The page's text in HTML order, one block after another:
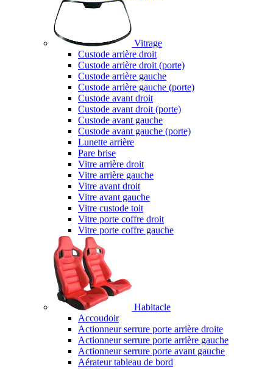
Vitrage
Custode arrière droit
Custode arrière droit (porte)
Custode arrière gauche
Custode arrière gauche (porte)
Custode avant droit
Custode avant droit (porte)
Custode avant gauche
Custode avant gauche (porte)
Lunette arrière
Pare brise
Vitre arrière droit
Vitre arrière gauche
Vitre avant droit
Vitre avant gauche
Vitre custode toit
Vitre porte coffre droit
Vitre porte coffre gauche
Habitacle
Accoudoir
Actionneur serrure porte arrière droite
Actionneur serrure porte arrière gauche
Actionneur serrure porte avant gauche
Aérateur tableau de bord